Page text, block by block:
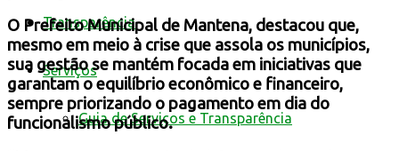
Transparência
Serviços
Guia de Serviços e Transparência
O Prefeito Municipal de Mantena, destacou que,
mesmo em meio à crise que assola os municípios,
sua gestão se mantém focada em iniciativas que
garantam o equilíbrio econômico e financeiro,
sempre priorizando o pagamento em dia do
funcionalismo público.